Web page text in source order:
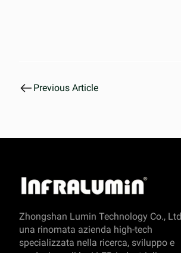
Previous Article
Zhongshan Lumin Technology Co.,
una rinomata azienda high-tech
specializzata nella ricerca, sviluppo e